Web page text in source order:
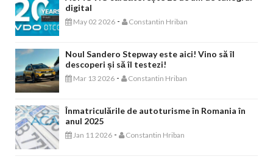
digital
May 02 2026 - Constantin Hriban
Noul Sandero Stepway este aici! Vino să îl
descoperi și să îl testezi!
Mar 13 2026 - Constantin Hriban
Înmatriculările de autoturisme în Romania în
anul 2025
Jan 11 2026 - Constantin Hriban